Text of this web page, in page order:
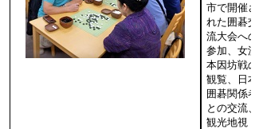
市で開催さ
れた囲碁交
流大会への
参加、女流
本因坊戦の
観覧、日本
囲碁関係者
との交流、
観光地視